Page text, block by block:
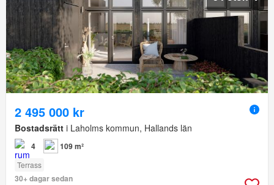
2 495 000 kr
Bostadsrätt i Laholms kommun, Hallands län
4 109 m²
Terrass
30+ dagar sedan